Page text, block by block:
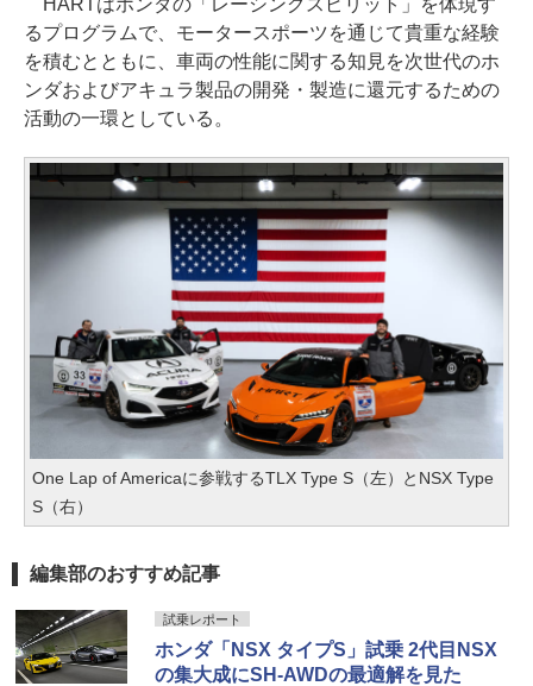
HARTはホンダの「レーシングスピリット」を体現す
るプログラムで、モータースポーツを通じて貴重な経験
を積むとともに、車両の性能に関する知見を次世代のホ
ンダおよびアキュラ製品の開発・製造に還元するための
活動の一環としている。
One Lap of Americaに参戦するTLX Type S（左）とNSX Type
S（右）
編集部のおすすめ記事
試乗レポート
ホンダ「NSX タイプS」試乗 2代目NSX
の集大成にSH-AWDの最適解を見た